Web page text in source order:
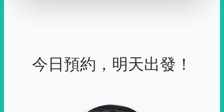
今日預約，明天出發！